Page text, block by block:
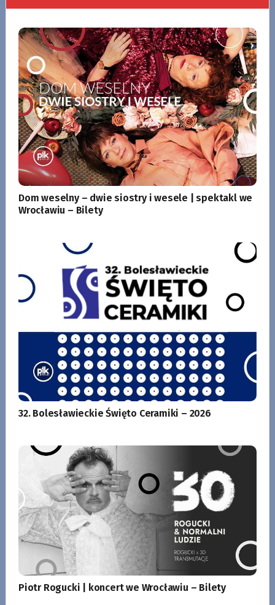
Dom weselny – dwie siostry i wesele | spektakl we
Wrocławiu – Bilety
32. Bolesławieckie Święto Ceramiki – 2026
Piotr Rogucki | koncert we Wrocławiu – Bilety